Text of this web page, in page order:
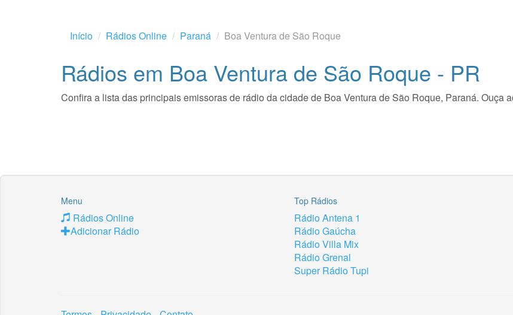
Início Rádios Online Paraná Boa Ventura de São Roque
Rádios em Boa Ventura de São Roque - PR
Confira a lista das principais emissoras de rádio da cidade de Boa Ventura de São Roque, Paraná. Ouça
Menu
Rádios Online
Adicionar Rádio
Top Rádios
Rádio Antena 1
Rádio Gaúcha
Rádio Villa Mix
Rádio Grenal
Super Rádio Tupi